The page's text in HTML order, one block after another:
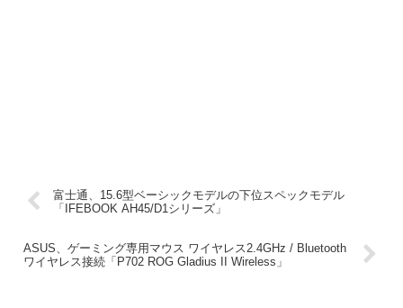
富士通、15.6型ベーシックモデルの下位スペックモデル
「IFEBOOK AH45/D1シリーズ」
ASUS、ゲーミング専用マウス ワイヤレス2.4GHz / Bluetooth
ワイヤレス接続「P702 ROG Gladius II Wireless」